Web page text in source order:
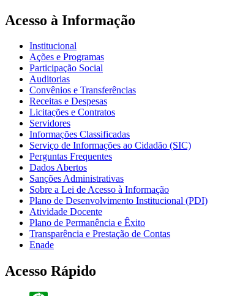
Acesso à Informação
Institucional
Ações e Programas
Participação Social
Auditorias
Convênios e Transferências
Receitas e Despesas
Licitações e Contratos
Servidores
Informações Classificadas
Serviço de Informações ao Cidadão (SIC)
Perguntas Frequentes
Dados Abertos
Sanções Administrativas
Sobre a Lei de Acesso à Informação
Plano de Desenvolvimento Institucional (PDI)
Atividade Docente
Plano de Permanência e Êxito
Transparência e Prestação de Contas
Enade
Acesso Rápido